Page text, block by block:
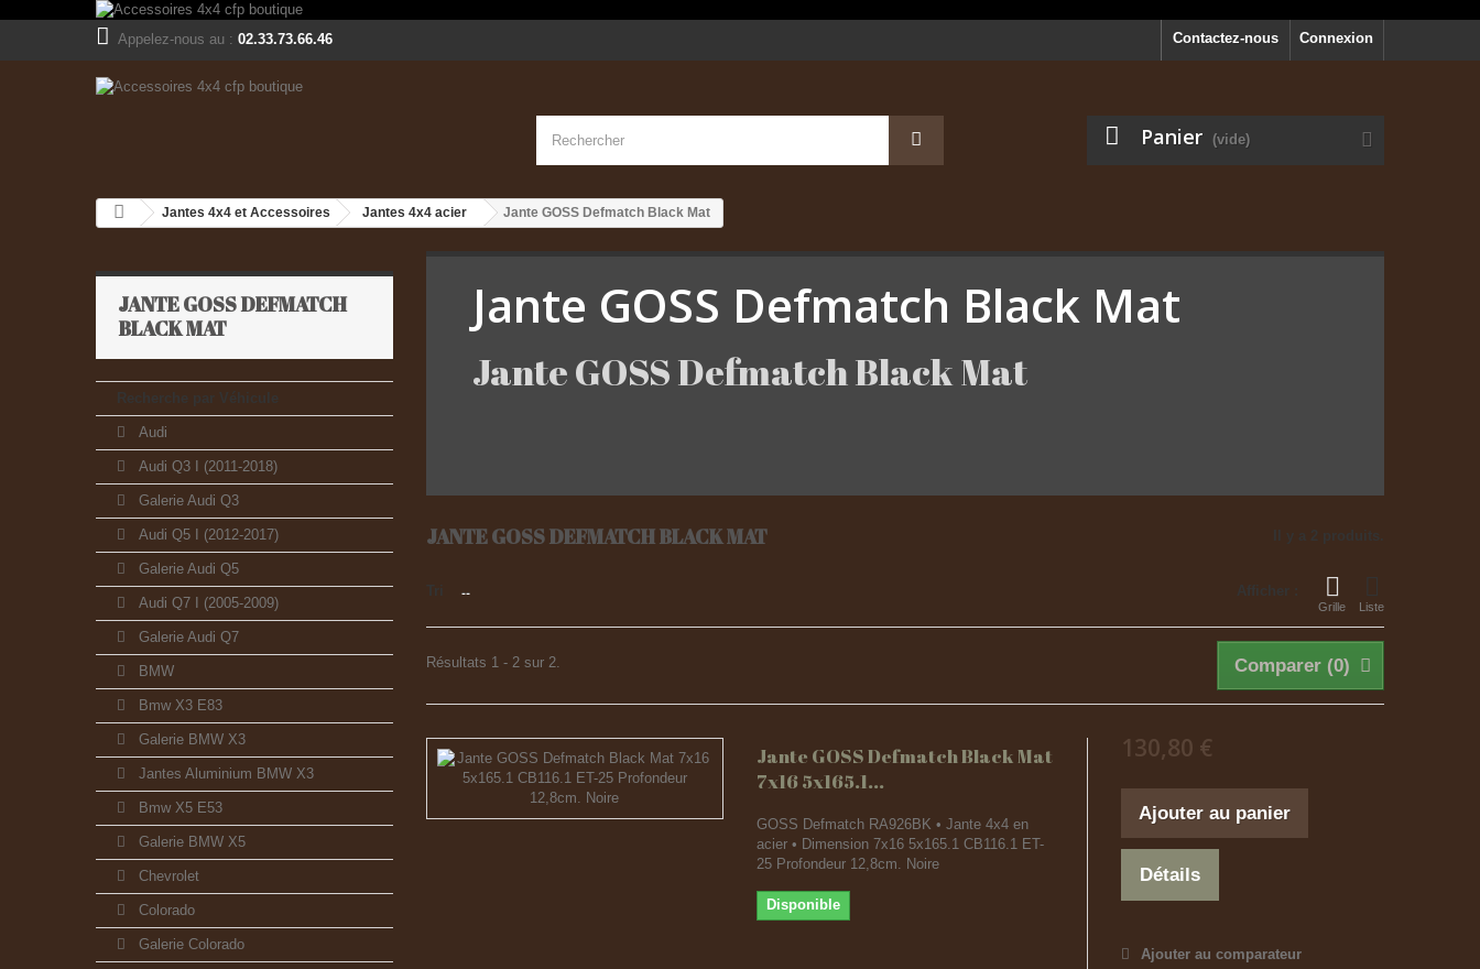
Connexion
Contactez-nous
Appelez-nous au : 02.33.73.66.46
Panier (vide)
Jantes 4x4 et Accessoires Jantes 4x4 acier Jante GOSS Defmatch Black Mat
JANTE GOSS DEFMATCH
BLACK MAT
Recherche par Véhicule
Audi
Audi Q3 I (2011-2018)
Galerie Audi Q3
Audi Q5 I (2012-2017)
Galerie Audi Q5
Audi Q7 I (2005-2009)
Galerie Audi Q7
BMW
Bmw X3 E83
Galerie BMW X3
Jantes Aluminium BMW X3
Bmw X5 E53
Galerie BMW X5
Chevrolet
Colorado
Galerie Colorado
Jante GOSS Defmatch Black Mat
Jante GOSS Defmatch Black Mat
JANTE GOSS DEFMATCH BLACK MAT
Afficher :
Grille Liste
--
Comparer (0)
Résultats 1 - 2 sur 2.
Jante GOSS Defmatch Black Mat
7x16 5x165.1...
GOSS Defmatch RA926BK • Jante 4x4 en
acier • Dimension 7x16 5x165.1 CB116.1 ET-
25 Profondeur 12,8cm. Noire
Disponible
130,80 €
Ajouter au panier
Détails
Ajouter au comparateur